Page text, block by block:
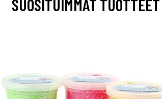
SUOSITUIMMAT TUOTTEET